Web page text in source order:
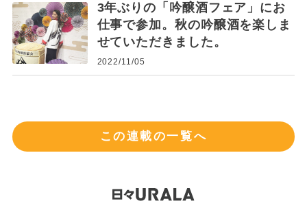
3年ぶりの「吟醸酒フェア」にお
仕事で参加。秋の吟醸酒を楽しま
せていただきました。
2022/11/05
この連載の一覧へ